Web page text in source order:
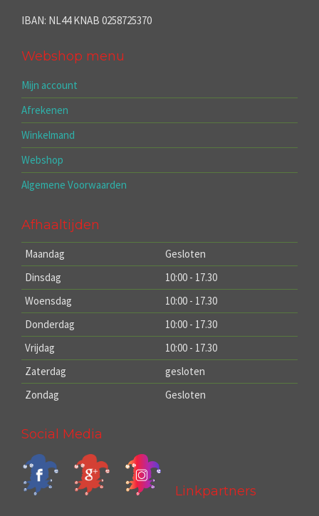
IBAN: NL44 KNAB 0258725370
Webshop menu
Mijn account
Afrekenen
Winkelmand
Webshop
Algemene Voorwaarden
Afhaaltijden
Maandag
Gesloten
Dinsdag
10:00 - 17.30
Woensdag
10:00 - 17.30
Donderdag
10:00 - 17.30
Vrijdag
10:00 - 17.30
Zaterdag
gesloten
Zondag
Gesloten
Social Media
Linkpartners